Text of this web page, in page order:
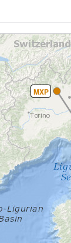
MXP